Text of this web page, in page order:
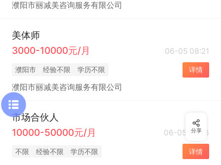
濮阳市丽减美咨询服务有限公司
美体师
3000-10000元/月
06-05 08:21
濮阳市 经验不限 学历不限 详情
濮阳市丽减美咨询服务有限公司
市场合伙人
10000-50000元/月
06-05 05:26
不限 经验不限 学历不限 详情
分享